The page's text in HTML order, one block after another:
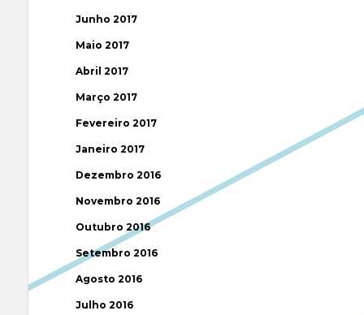
Junho 2017
Maio 2017
Abril 2017
Março 2017
Fevereiro 2017
Janeiro 2017
Dezembro 2016
Novembro 2016
Outubro 2016
Setembro 2016
Agosto 2016
Julho 2016